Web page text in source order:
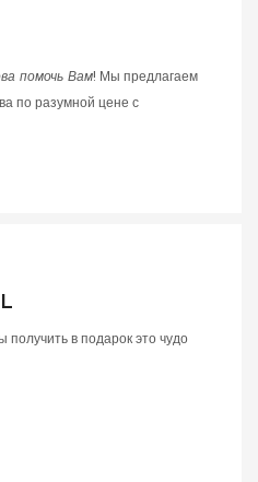
помочь Вам! Мы предлагаем
по разумной цене с
получить в подарок это чудо